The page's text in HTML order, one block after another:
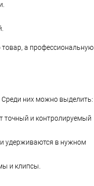
товар, а профессиональную
Среди них можно выделить:
точный и контролируемый
удерживаются в нужном
и клипсы.